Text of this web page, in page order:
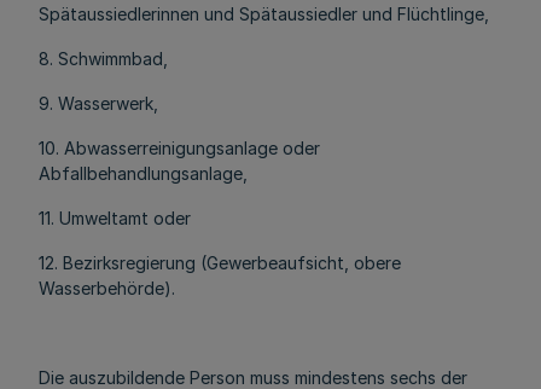
Spätaussiedlerinnen und Spätaussiedler und Flüchtlinge,
8. Schwimmbad,
9. Wasserwerk,
10. Abwasserreinigungsanlage oder
Abfallbehandlungsanlage,
11. Umweltamt oder
12. Bezirksregierung (Gewerbeaufsicht, obere
Wasserbehörde).
Die auszubildende Person muss mindestens sechs der